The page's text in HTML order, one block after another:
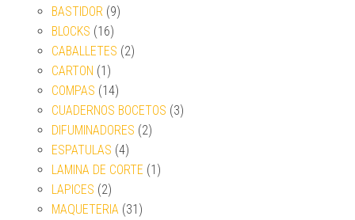
BASTIDOR (9)
BLOCKS (16)
CABALLETES (2)
CARTON (1)
COMPAS (14)
CUADERNOS BOCETOS (3)
DIFUMINADORES (2)
ESPATULAS (4)
LAMINA DE CORTE (1)
LAPICES (2)
MAQUETERIA (31)